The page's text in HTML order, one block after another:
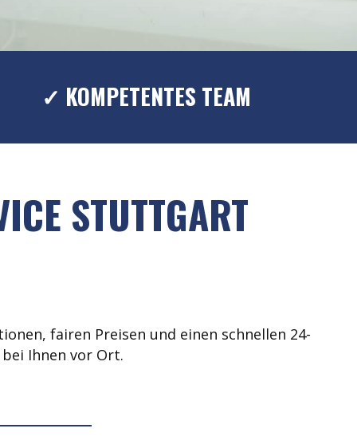
✓ KOMPETENTES TEAM
STUTTGART
fairen Preisen und einen schnellen 24-
Ihnen vor Ort.